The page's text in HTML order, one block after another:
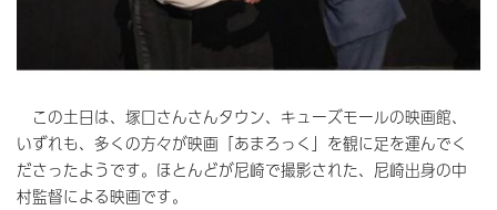
この土日は、塚口さんさんタウン、キューズモールの映画館、
いずれも、多くの方々が映画「あまろっく」を観に足を運んでく
ださったようです。ほとんどが尼崎で撮影された、尼崎出身の中
村監督による映画です。